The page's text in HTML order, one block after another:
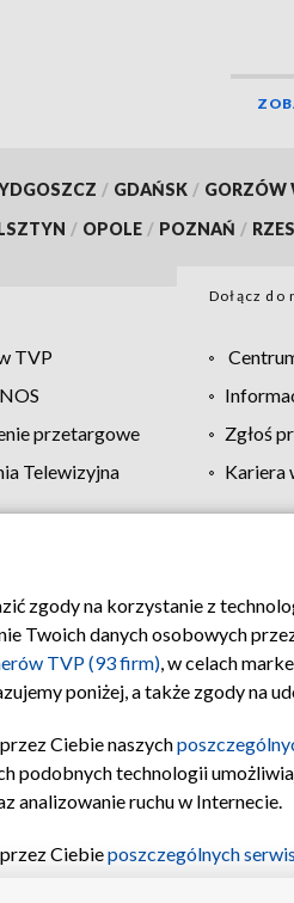
/ GDAŃSK / GORZÓW
/ OPOLE / POZNAŃ /
Dołącz do
TVP
przetargowe Zgłoś
Telewizyjna Kariera
Polityka prywatności
zgody na korzystanie z
Twoich danych osobowych
TVP (93 firm), w celach
poniżej, a także zgody na
Ciebie naszych
technologii
analizowanie ruchu w Internecie.
Ciebieposzczególnych